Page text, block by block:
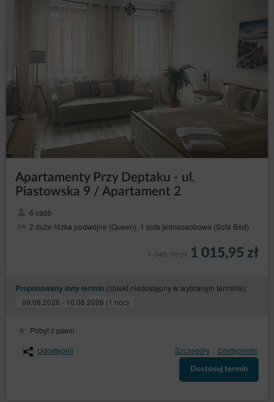
zapoznania się z Regulaminem oraz zaznaczenia na
formularzu rejestracyjnym, że Gość/Użytkownik
Usługodawcą, a Gościem/Użytkownikiem zostaje
zawarta na czas nieokreślony umowa o świadczenie
usług drogą elektroniczną dotycząca Konta.
Rejestracja Konta na jednej ze stron Serwisu oznacza
równocześnie rejestrację umożliwiającą dostęp do
pozostałych stron, pod którymi dostępny jest Serwis.
Gość/Użytkownik może wypowiedzieć umowę o
świadczenie usługi drogą elektroniczną w każdym
Usługodawcę za pomocą wiadomości e-mail lub
pisemnie na adres Administratora danych, podany w
dziale I punkcie 2 niniejszej Polityki Prywatności i
świadczenie usług dotyczącą Konta w przypadku
Serwisu na osobę trzecią, naruszenia przez
Gościa/Użytkownika przez okres 6 miesięcy.
Rozwiązanie umowy następuje z zachowaniem
siedmiodniowego okresu wypowiedzenia.
Zamknij
Apartamenty Przy Deptaku - ul.
Piastowska 9 / Apartament 2
6 osób
2 duże łóżka podwójne (Queen), 1 sofa jednoosobowa (Sofa Bed)
1 043,10 zł 1 015,95 zł
Proponowany inny termin (obiekt niedostępny w wybranym terminie):
09.08.2026 - 10.08.2026 (1 noc)
Pobyt z psem
Udostępnij
Szczegóły Dostępność
Dostosuj termin